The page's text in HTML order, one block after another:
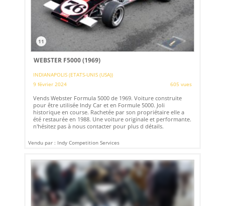
11
WEBSTER F5000 (1969)
INDIANAPOLIS (ETATS-UNIS (USA))
9 février 2024
605 vues
Vends Webster Formula 5000 de 1969. Voiture construite
pour être utilisée Indy Car et en Formule 5000. Joli
historique en course. Rachetée par son propriétaire elle a
été restaurée en 1988. Une voiture originale et performante.
n'hésitez pas à nous contacter pour plus d détails.
Vendu par : Indy Competition Services